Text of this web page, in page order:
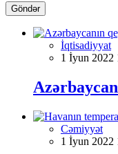
Göndər
İqtisadiyyat
1 İyun 2022
Cəmiyyət
1 İyun 2022